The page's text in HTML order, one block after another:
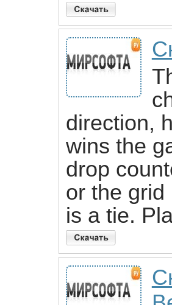
direction,
wins the
drop
or the grid
is a tie.